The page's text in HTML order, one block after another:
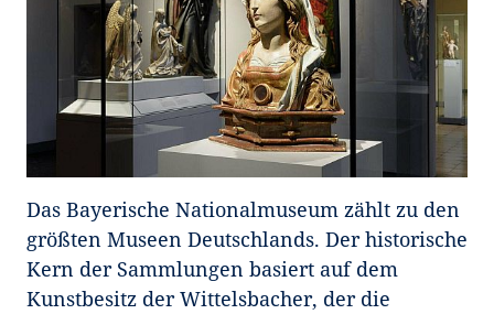
Das Bayerische Nationalmuseum zählt zu den
größten Museen Deutschlands. Der historische
Kern der Sammlungen basiert auf dem
Kunstbesitz der Wittelsbacher, der die